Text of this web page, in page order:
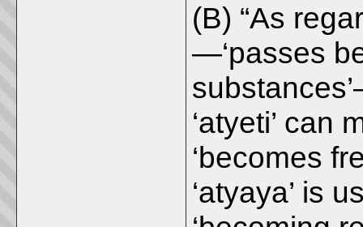
(B) “As
—‘passes
‘atyeti’ can
‘becomes
‘atyaya’ is